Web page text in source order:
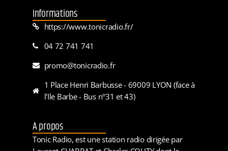
Informations
https://www.tonicradio.fr/
04 72 741 741
promo@tonicradio.fr
1 Place Henri Barbusse - 69009 LYON (face à
l'Ile Barbe - Bus n°31 et 43)
A propos
Tonic Radio, est une station radio dirigée par